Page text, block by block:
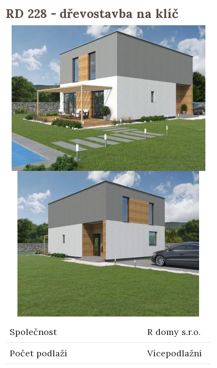
RD 228 - dřevostavba na klíč
Společnost
R domy s.r.o.
Počet podlaží
Vícepodlažní